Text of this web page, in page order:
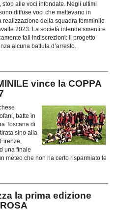
stop alle voci infondate. Negli ultimi
diffuse voci che mettevano in
realizzazione della squadra femminile
2023. La società intende smentire
tali indiscrezioni: il progetto
alcuna battuta d’arresto.
vince la COPPA
batte in
Toscana di
sino alla
una finale
meteo che non ha certo risparmiato le
la prima edizione